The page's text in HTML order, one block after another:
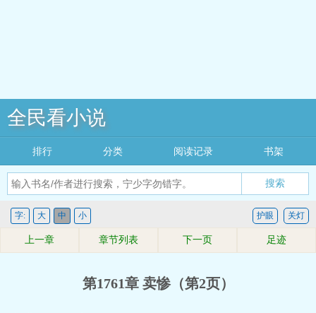
全民看小说
搜索
排行 分类 阅读记录 书架
字: 大 中 小 关灯
护眼
上一章 章节列表 下一页 足迹
第1761章 卖惨（第2页）